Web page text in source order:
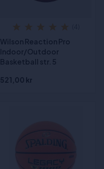
Wilson Reaction Pro
Indoor/Outdoor
Basketball str. 5
521,00 kr